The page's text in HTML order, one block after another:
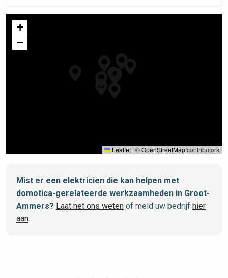
+
−
Leaflet | ©OpenStreetMapcontributors
Mist er een elektricien die kan helpen met
domotica-gerelateerde werkzaamheden in Groot-
Ammers? Laat het ons weten of meld uw bedrijf hier
aan.